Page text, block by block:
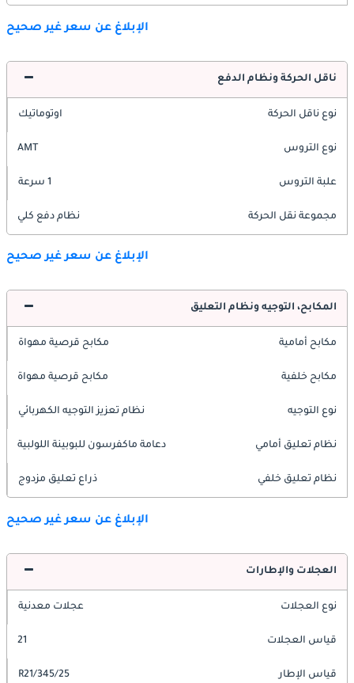
الإبلاغ عن سعر غير صحيح
ناقل الحركة ونظام الدفع
نوع ناقل الحركة اوتوماتيك
نوع التروس AMT
علبة التروس 1 سرعة
مجموعة نقل الحركة نظام دفع كلي
الإبلاغ عن سعر غير صحيح
المكابح، التوجيه ونظام التعليق
مكابح أمامية مكابح قرصية مهواة
مكابح خلفية مكابح قرصية مهواة
نوع التوجيه نظام تعزيز التوجيه الكهربائي
نظام تعليق أمامي دعامة ماكفرسون للبوبينة اللولبية
نظام تعليق خلفي ذراع تعليق مزدوج
الإبلاغ عن سعر غير صحيح
العجلات والإطارات
نوع العجلات عجلات معدنية
قياس العجلات 21
قياس الإطار 345/25/R21